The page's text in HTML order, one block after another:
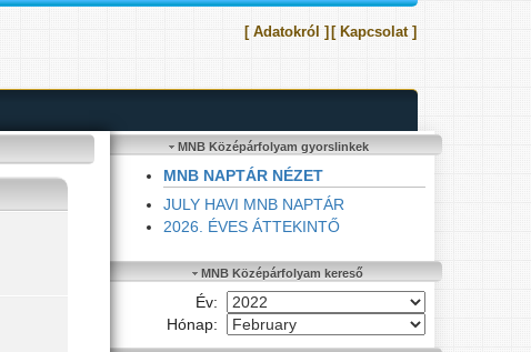
[ Adatokról ] [ Kapcsolat ]
MNB Középárfolyam gyorslinkek
MNB NAPTÁR NÉZET
JULY HAVI MNB NAPTÁR
2026. ÉVES ÁTTEKINTŐ
MNB Középárfolyam kereső
Év:
Hónap: